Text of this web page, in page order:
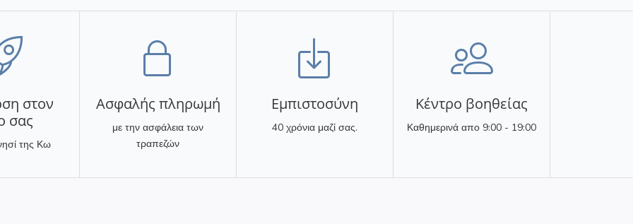
στον
σας
της Κω
Ασφαλής πληρωμή
με την ασφάλεια των
τραπεζών
Eμπιστοσύνη
40 χρόνια μαζί σας.
Κέντρο βοηθείας
Καθημερινά απο 9:00 - 19:00